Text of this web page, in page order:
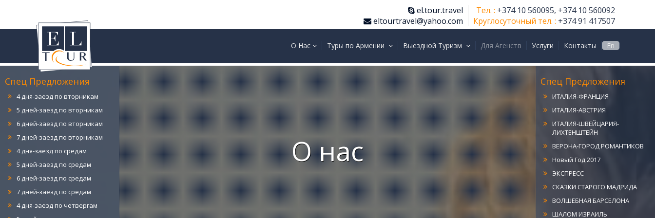
Тел. : +374 10 560095, +374 10 560092
Круглосуточный тел. : +374 91 417507
el.tour.travel
eltourtravel@yahoo.com
О Нас Туры по Армении Выездной Туризм Для Агенств Услуги Контакты En
Спец Предложения
4 дня-заезд по понедельникам
5 дней-заезд по понедельникам
6 дней-заезд по понедельникам
4 дня-заезд по вторникам
5 дней-заезд по вторникам
6 дней-заезд по вторникам
7 дней-заезд по вторникам
4 дня-заезд по средам
5 дней-заезд по средам
6 дней-заезд по средам
7 дней-заезд по средам
4 дня-заезд по четвергам
5 дней -заезд по четвергам
О нас
Спец Предложения
РИМ-МИЛАН
РИМ-ВЕНЕЦИЯ
ИТАЛИЯ-ФРАНЦИЯ
ИТАЛИЯ-АВСТРИЯ
ЛИХТЕНШТЕЙН
Новый Год 2017
ЭКСПРЕСС
ВОЛШЕБНАЯ БАРСЕЛОНА